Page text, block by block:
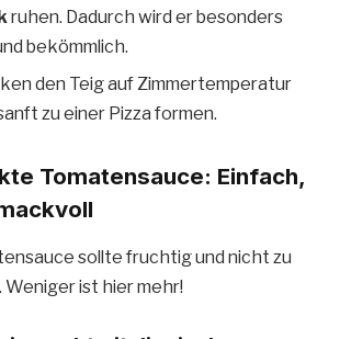
ruhen. Dadurch wird er besonders
bekömmlich.
den Teig auf Zimmertemperatur
zu einer Pizza formen.
Tomatensauce: Einfach,
sollte fruchtig und nicht zu
ist hier mehr!